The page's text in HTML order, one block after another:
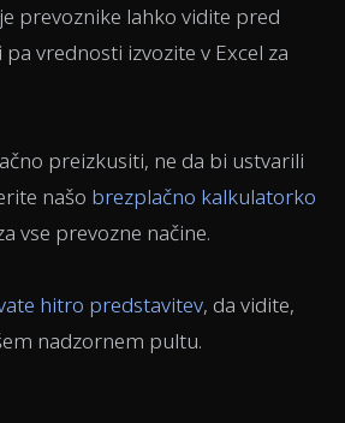
prevoznike lahko vidite pred
vrednosti izvozite v Excel za
preizkusiti, ne da bi ustvarili
našo brezplačno kalkulatorko
vse prevozne načine.
hitro predstavitev, da vidite,
nadzornem pultu.